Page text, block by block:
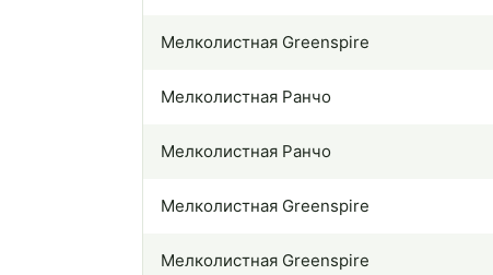
Мелколистная Greenspire
Мелколистная Ранчо
Мелколистная Ранчо
Мелколистная Greenspire
Мелколистная Greenspire